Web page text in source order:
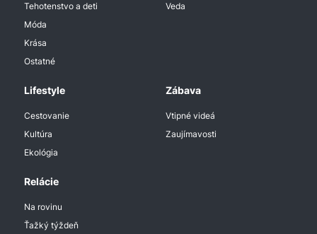
Tehotenstvo a deti
Móda
Krása
Ostatné
Veda
Lifestyle
Cestovanie
Kultúra
Ekológia
Zábava
Vtipné videá
Zaujímavosti
Relácie
Na rovinu
Ťažký týždeň